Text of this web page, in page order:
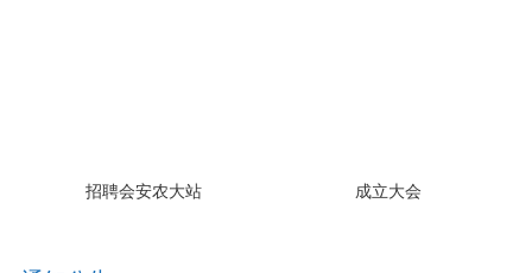
招聘会安农大站 成立大会